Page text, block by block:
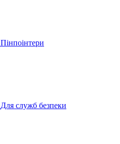
Пінпоінтери
Для служб безпеки